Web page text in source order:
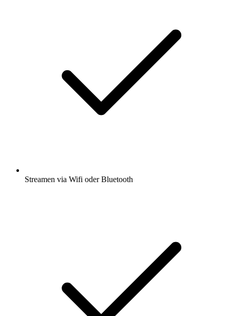
Streamen via Wifi oder Bluetooth